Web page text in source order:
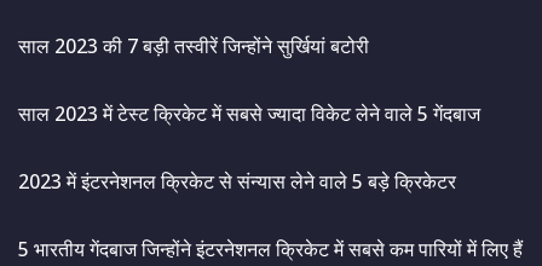
साल 2023 की 7 बड़ी तस्वीरें जिन्होंने सुर्खियां बटोरी
साल 2023 में टेस्ट क्रिकेट में सबसे ज्यादा विकेट लेने वाले 5 गेंदबाज
2023 में इंटरनेशनल क्रिकेट से संन्यास लेने वाले 5 बड़े क्रिकेटर
5 भारतीय गेंदबाज जिन्होंने इंटरनेशनल क्रिकेट में सबसे कम पारियों में लिए हैं